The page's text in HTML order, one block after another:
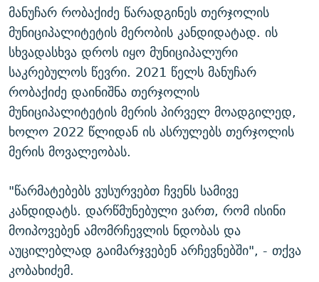
მანუჩარ რობაქიძე წარადგინეს თერჯოლის
მუნიციპალიტეტის მერობის კანდიდატად. ის
სხვადასხვა დროს იყო მუნიციპალური
საკრებულოს წევრი. 2021 წელს მანუჩარ
რობაქიძე დაინიშნა თერჯოლის
მუნიციპალიტეტის მერის პირველ მოადგილედ,
ხოლო 2022 წლიდან ის ასრულებს თერჯოლის
მერის მოვალეობას.
"წარმატებებს ვუსურვებთ ჩვენს სამივე
კანდიდატს. დარწმუნებული ვართ, რომ ისინი
მოიპოვებენ ამომრჩევლის ნდობას და
აუცილებლად გაიმარჯვებენ არჩევნებში", - თქვა
კობახიძემ.